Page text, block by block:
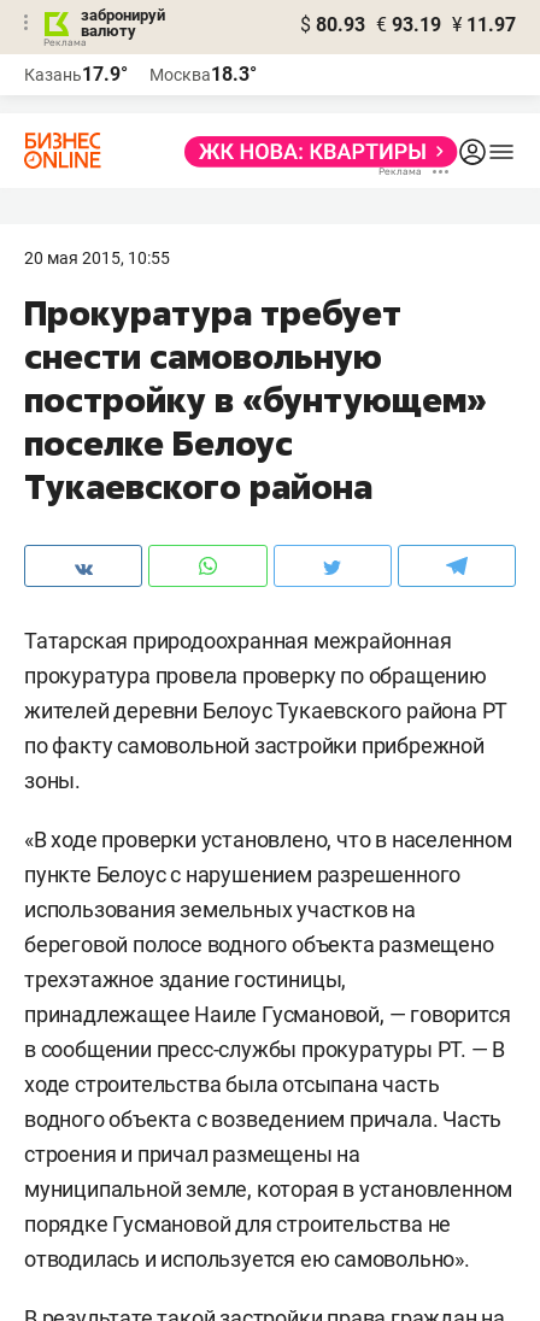
забронируй
валюту
$ 80.93 € 93.19 ¥ 11.97
Казань17.9° Москва18.3°
20 мая 2015, 10:55
Прокуратура требует
снести самовольную
постройку в «бунтующем»
поселке Белоус
Тукаевского района
Татарская природоохранная межрайонная
прокуратура провела проверку по обращению
жителей деревни Белоус Тукаевского района РТ
по факту самовольной застройки прибрежной
зоны.
«В ходе проверки установлено, что в населенном
пункте Белоус с нарушением разрешенного
использования земельных участков на
береговой полосе водного объекта размещено
трехэтажное здание гостиницы,
принадлежащее Наиле Гусмановой, — говорится
в сообщении пресс-службы прокуратуры РТ. — В
ходе строительства была отсыпана часть
водного объекта с возведением причала. Часть
строения и причал размещены на
муниципальной земле, которая в установленном
порядке Гусмановой для строительства не
отводилась и используется ею самовольно».